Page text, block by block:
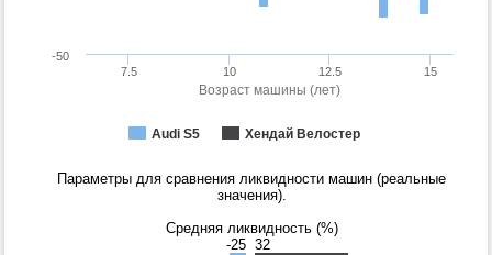
Возраст машины (лет)
Audi S5 Хендай Велостер
10
7.5 12.5 15
-50
Параметры для сравнения ликвидности машин (реальные
значения).
Средняя ликвидность (%)
-25 32